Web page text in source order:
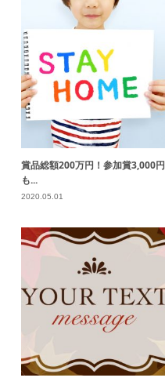
賞品総額200万円！参加賞3,000円
も...
2020.05.01